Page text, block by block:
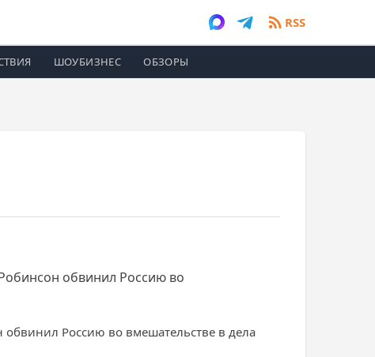
RSS
ШОУБИЗНЕС ОБЗОРЫ
обвинил Россию во
Россию во вмешательстве в дела